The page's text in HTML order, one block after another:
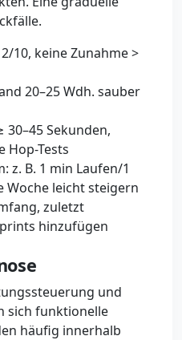
10, keine Zunahme >
20–25 Wdh. sauber
Sekunden,
Hop-Tests
z. B. 1 min Laufen/1
Woche leicht steigern
zuletzt
hinzufügen
und
sich funktionelle
häufig innerhalb